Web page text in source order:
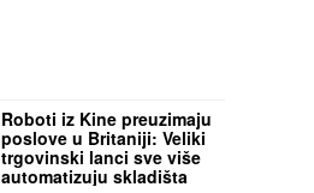
Roboti iz Kine preuzimaju
poslove u Britaniji: Veliki
trgovinski lanci sve više
automatizuju skladišta